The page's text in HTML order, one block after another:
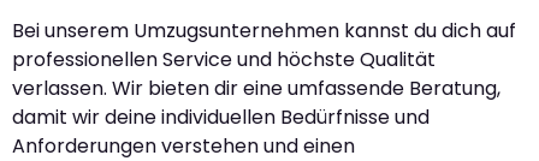
Bei unserem Umzugsunternehmen kannst du dich auf
professionellen Service und höchste Qualität
verlassen. Wir bieten dir eine umfassende Beratung,
damit wir deine individuellen Bedürfnisse und
Anforderungen verstehen und einen